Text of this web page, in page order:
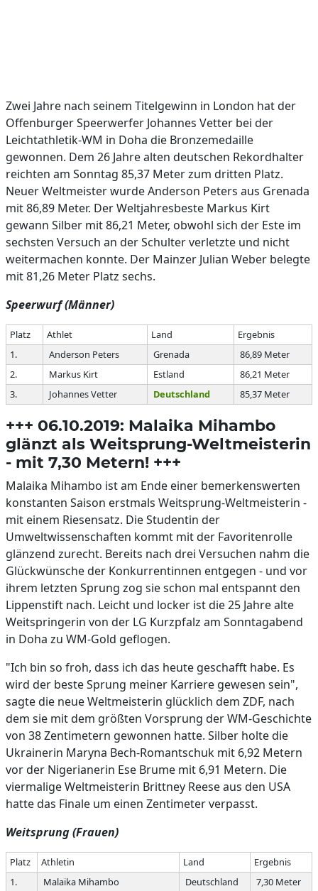
Zwei Jahre nach seinem Titelgewinn in London hat der
Offenburger Speerwerfer Johannes Vetter bei der
Leichtathletik-WM in Doha die Bronzemedaille
gewonnen. Dem 26 Jahre alten deutschen Rekordhalter
reichten am Sonntag 85,37 Meter zum dritten Platz.
Neuer Weltmeister wurde Anderson Peters aus Grenada
mit 86,89 Meter. Der Weltjahresbeste Markus Kirt
gewann Silber mit 86,21 Meter, obwohl sich der Este im
sechsten Versuch an der Schulter verletzte und nicht
weitermachen konnte. Der Mainzer Julian Weber belegte
mit 81,26 Meter Platz sechs.
Speerwurf (Männer)
Platz Athlet Land
Ergebnis
1.
Anderson Peters Grenada
86,89 Meter
2.
Markus Kirt Estland
86,21 Meter
3.
Johannes Vetter Deutschland 85,37 Meter
+++ 06.10.2019: Malaika Mihambo
glänzt als Weitsprung-Weltmeisterin
- mit 7,30 Metern! +++
Malaika Mihambo ist am Ende einer bemerkenswerten
konstanten Saison erstmals Weitsprung-Weltmeisterin -
mit einem Riesensatz. Die Studentin der
Umweltwissenschaften kommt mit der Favoritenrolle
glänzend zurecht. Bereits nach drei Versuchen nahm die
Glückwünsche der Konkurrentinnen entgegen - und vor
ihrem letzten Sprung zog sie schon mal entspannt den
Lippenstift nach. Leicht und locker ist die 25 Jahre alte
Weitspringerin von der LG Kurzpfalz am Sonntagabend
in Doha zu WM-Gold geflogen.
"Ich bin so froh, dass ich das heute geschafft habe. Es
wird der beste Sprung meiner Karriere gewesen sein",
sagte die neue Weltmeisterin glücklich dem ZDF, nach
dem sie mit dem größten Vorsprung der WM-Geschichte
von 38 Zentimetern gewonnen hatte. Silber holte die
Ukrainerin Maryna Bech-Romantschuk mit 6,92 Metern
vor der Nigerianerin Ese Brume mit 6,91 Metern. Die
viermalige Weltmeisterin Brittney Reese aus den USA
hatte das Finale um einen Zentimeter verpasst.
Weitsprung (Frauen)
Platz Athletin Land
Ergebnis
1.
Malaika Mihambo Deutschland 7,30 Meter